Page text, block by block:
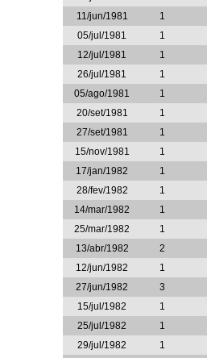
11/jun/1981
1
05/jul/1981
1
12/jul/1981
1
26/jul/1981
1
05/ago/1981
1
20/set/1981
1
27/set/1981
1
15/nov/1981
1
17/jan/1982
1
28/fev/1982
1
14/mar/1982
1
25/mar/1982
1
13/abr/1982
2
12/jun/1982
1
27/jun/1982
3
15/jul/1982
1
25/jul/1982
1
29/jul/1982
1